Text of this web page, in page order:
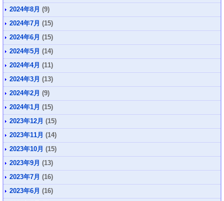
2024年8月 (9)
2024年7月 (15)
2024年6月 (15)
2024年5月 (14)
2024年4月 (11)
2024年3月 (13)
2024年2月 (9)
2024年1月 (15)
2023年12月 (15)
2023年11月 (14)
2023年10月 (15)
2023年9月 (13)
2023年7月 (16)
2023年6月 (16)